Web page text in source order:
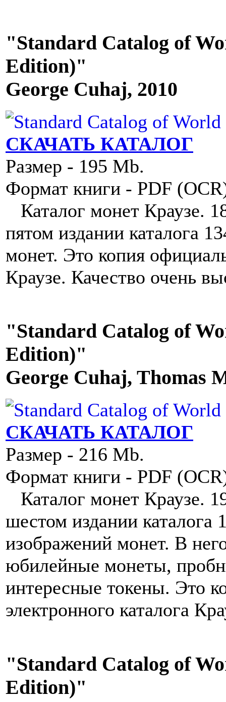
"Standard Catalog of
Edition)"
George Cuhaj, 2010
СКАЧАТЬ КАТАЛОГ
Размер - 195 Mb.
Формат книги - PDF
Каталог монет Краузе.
пятом издании каталога
монет. Это копия
Краузе. Качество очень
"Standard Catalog of
Edition)"
George Cuhaj, Thomas
СКАЧАТЬ КАТАЛОГ
Размер - 216 Mb.
Формат книги - PDF
Каталог монет Краузе.
шестом издании каталога
изображений монет. В
юбилейные монеты,
интересные токены. Это
электронного каталога
"Standard Catalog of
Edition)"